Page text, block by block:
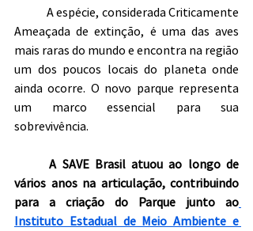
Ameaçada de extinção, é uma das aves
mais raras do mundo e encontra na região
um dos poucos locais do planeta onde
ainda ocorre. O novo parque representa
um marco essencial para sua
sobrevivência.
A SAVE Brasil atuou ao longo de
vários anos na articulação, contribuindo
para a criação do Parque junto ao
Instituto Estadual de Meio Ambiente e